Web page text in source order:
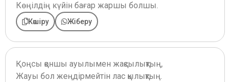
Көңілдің күйін бағар жаршы болшы.
Көшіру Жіберу
Қоңсы қоншы ауылымен жақсылықтың,
Жауы бол жеңдірмейтін лас қылықтың.